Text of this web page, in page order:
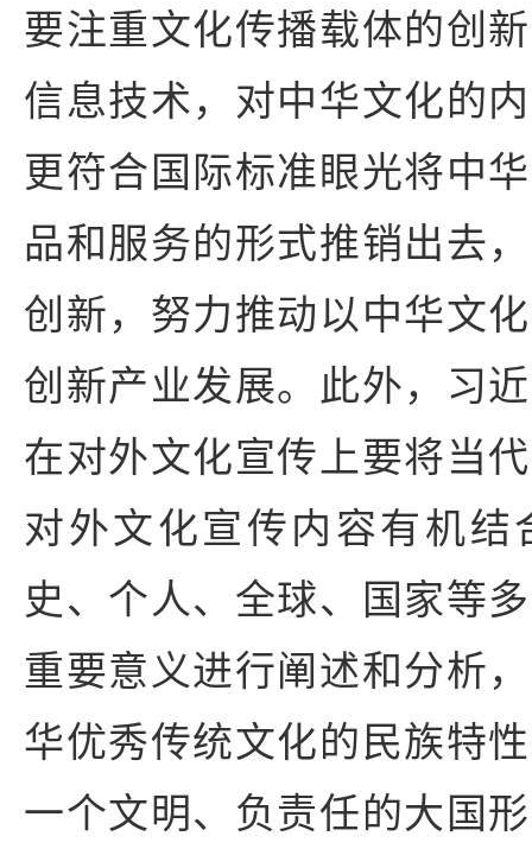
要注重文化传播载体的创
信息技术，对中华文化的
更符合国际标准眼光将中
品和服务的形式推销出去
创新，努力推动以中华文
创新产业发展。此外，习
在对外文化宣传上要将当
对外文化宣传内容有机结
史、个人、全球、国家等
重要意义进行阐述和分析
华优秀传统文化的民族特
一个文明、负责任的大国